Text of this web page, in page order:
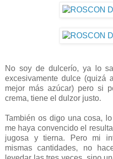
No soy de dulcerío, ya lo
excesivamente dulce (quizá
mejor más azúcar) pero si
crema, tiene el dulzor justo.
También os digo una cosa,
me haya convencido el
jugosa y tierna. Pero mi
mismas cantidades, no